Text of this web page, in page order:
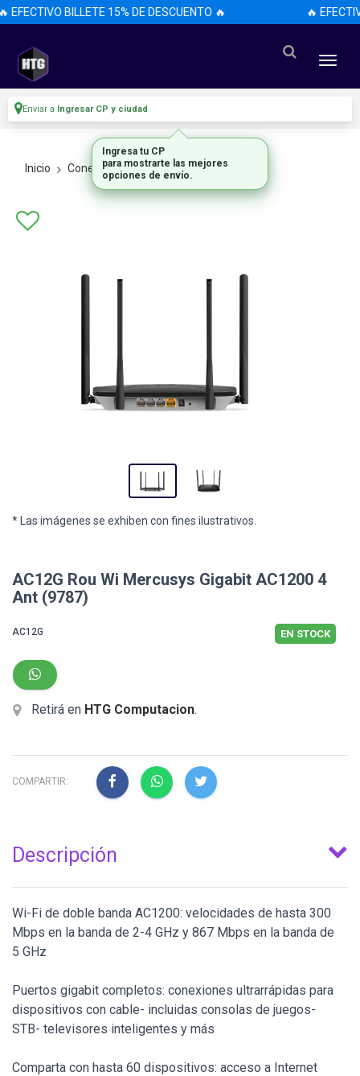
EFECTIVO BILLETE 15% DE DESCUENTO 🔥 🔥
Enviar a Ingresar CP y ciudad
Inicio Conectividad Y Redes Router
* Las imágenes se exhiben con fines ilustrativos.
AC12G Rou Wi Mercusys Gigabit AC1200 4
Ant (9787)
AC12G EN STOCK
Retirá en HTG Computacion.
COMPARTIR:
Descripción
Wi-Fi de doble banda AC1200: velocidades de hasta 300
Mbps en la banda de 2-4 GHz y 867 Mbps en la banda de
5 GHz
Puertos gigabit completos: conexiones ultrarrápidas para
dispositivos con cable- incluidas consolas de juegos-
STB- televisores inteligentes y más
Comparta con hasta 60 dispositivos: acceso a Internet
Ingresa tu CP
para mostrarte las mejores
opciones de envío.